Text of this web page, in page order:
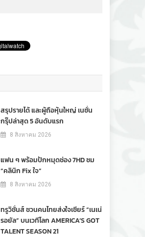
สรุปรายได้ และผู้ถือหุ้นใหญ่ เนชั่น
กรุ๊ปล่าสุด 5 อันดับแรก
8 สิงหาคม 2026
แฟน ๆ พร้อมปักหมุดช่อง 7HD ชม
“คลินิก Fix ใจ”
8 สิงหาคม 2026
ทรูวิชั่นส์ ชวนคนไทยส่งใจเชียร์ “เนเน่
รอยัล” บนเวทีโลก AMERICA’S GOT
TALENT SEASON 21